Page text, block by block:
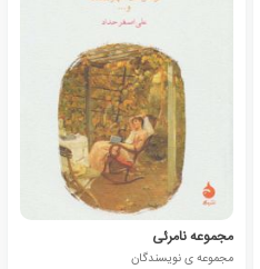
مجموعه نامرئی
مجموعه ی نویسندگان